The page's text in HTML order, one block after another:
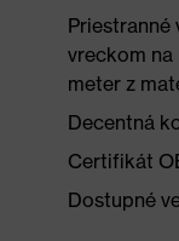
Priestranné
vreckom
meter z
Decentná
Certifikát
Dostupné